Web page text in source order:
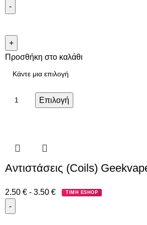
Προσθήκη στο καλάθι
Επιλογή
Αντιστάσεις (Coils)
2.50 € - 3.50 € ΤΙΜΗ ESHOP